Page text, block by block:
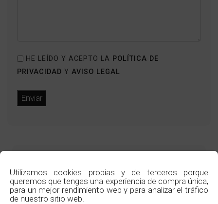
Utilizamos cookies propias y de terceros porque
queremos que tengas una experiencia de compra única,
para un mejor rendimiento web y para analizar el tráfico
de nuestro sitio web.
HE LEÍDO Y ACEPTO LA POLÍTICA DE
PRIVACIDAD Y AVISO LEGAL
Teléfono: (+34) 614 130 473
Email: info@parchegreen.com